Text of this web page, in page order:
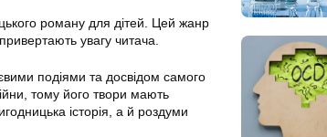
роману для дітей. Цей жанр
увагу читача.
подіями та досвідом самого
тому його твори мають
історія, а й роздуми